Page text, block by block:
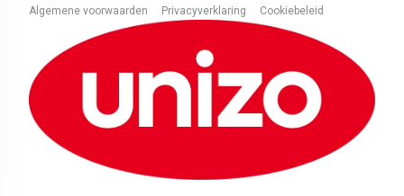
Algemene voorwaarden Privacyverklaring Cookiebeleid